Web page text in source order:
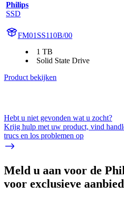
Philips
SSD
FM01SS110B/00
1 TB
Solid State Drive
Product bekijken
Hebt u niet gevonden wat u zocht?
Krijg hulp met uw product, vind
trucs en los problemen op
Meld u aan voor de
voor exclusieve